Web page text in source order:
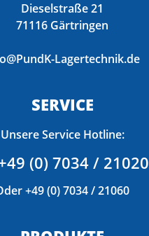
Dieselstraße 21
71116 Gärtringen
Lagertechnik.de
SERVICE
Unsere Service Hotline:
(0) 7034 / 21020
+49 (0) 7034 / 21060